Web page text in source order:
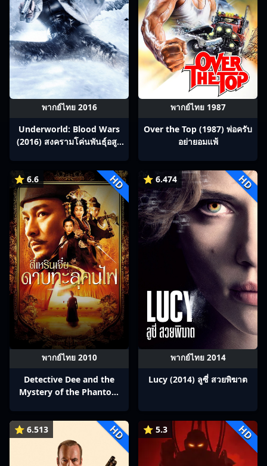
พากย์ไทย 2016
Underworld: Blood Wars
(2016) สงครามโค่นพันธุ์อสูร
พากย์ไทย 1987
Over the Top (1987) พ่อครับ
อย่ายอมแพ้
⭐ 6.6 HD
พากย์ไทย 2010
Detective Dee and the
Mystery of the Phantom
⭐ 6.474 HD
พากย์ไทย 2014
Lucy (2014) ลูซี่ สวยพิฆาต
⭐ 6.513 HD ⭐ 5.3 HD